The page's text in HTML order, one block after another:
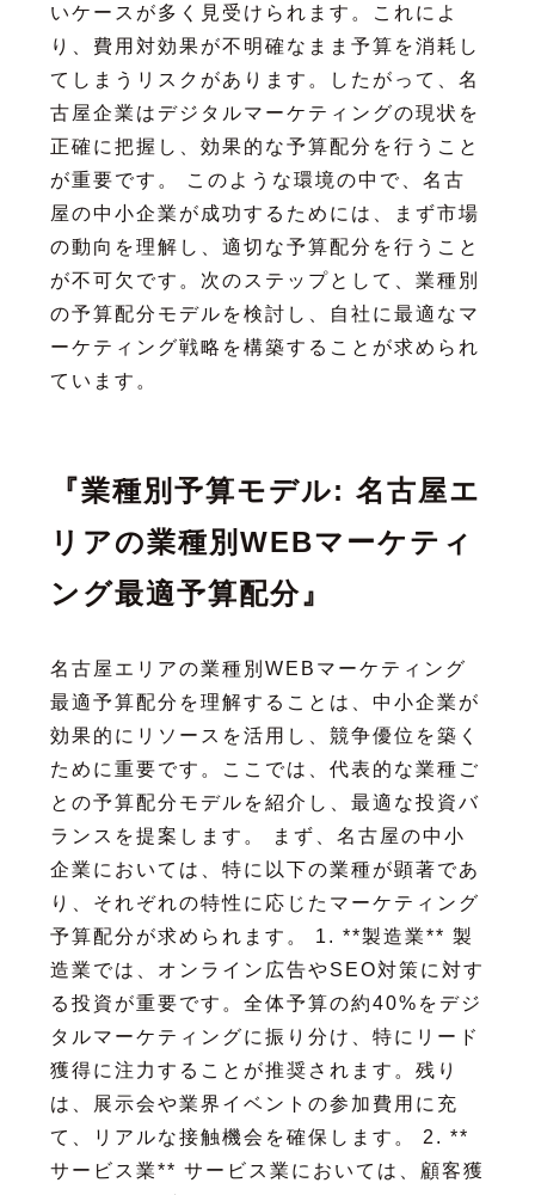
いケースが多く見受けられます。これによ
り、費用対効果が不明確なまま予算を消耗し
てしまうリスクがあります。したがって、名
古屋企業はデジタルマーケティングの現状を
正確に把握し、効果的な予算配分を行うこと
が重要です。 このような環境の中で、名古
屋の中小企業が成功するためには、まず市場
の動向を理解し、適切な予算配分を行うこと
が不可欠です。次のステップとして、業種別
の予算配分モデルを検討し、自社に最適なマ
ーケティング戦略を構築することが求められ
ています。
『業種別予算モデル: 名古屋エ
リアの業種別WEBマーケティ
ング最適予算配分』
名古屋エリアの業種別WEBマーケティング
最適予算配分を理解することは、中小企業が
効果的にリソースを活用し、競争優位を築く
ために重要です。ここでは、代表的な業種ご
との予算配分モデルを紹介し、最適な投資バ
ランスを提案します。 まず、名古屋の中小
企業においては、特に以下の業種が顕著であ
り、それぞれの特性に応じたマーケティング
予算配分が求められます。 1. **製造業** 製
造業では、オンライン広告やSEO対策に対す
る投資が重要です。全体予算の約40%をデジ
タルマーケティングに振り分け、特にリード
獲得に注力することが推奨されます。残り
は、展示会や業界イベントの参加費用に充
て、リアルな接触機会を確保します。 2. **
サービス業** サービス業においては、顧客獲